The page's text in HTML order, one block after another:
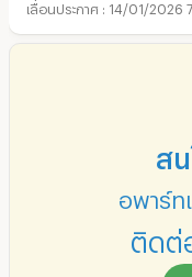
14/01/2026
ส
อพาร์ท
ติดต่